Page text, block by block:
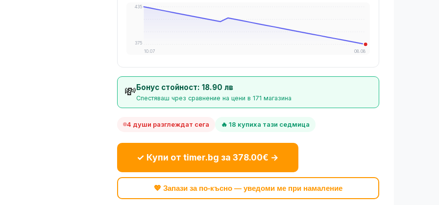
435
375
10.07
08.08
💸Бонус стойност: 18.90 лв
Спестяваш чрез сравнение на цени в 171 магазина
4 души разглеждат сега 🔥 18 купиха тази седмица
✓ Купи от timer.bg за 378.00€ →
💖 Запази за по-късно — уведоми ме при намаление